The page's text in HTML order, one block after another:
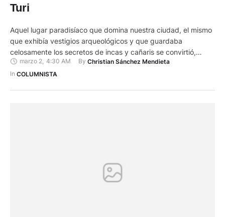
Turi
Aquel lugar paradisíaco que domina nuestra ciudad, el mismo
que exhibía vestigios arqueológicos y que guardaba
celosamente los secretos de incas y cañaris se convirtió,
gracias a la política correísta, en el reclusorio más grande del
país y en el emblema de la corrupción y el desprecio por
marzo 2, 4:30 AM By Christian Sánchez Mendieta
In COLUMNISTA